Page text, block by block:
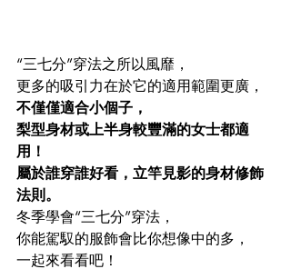
“三七分”穿法之所以風靡，
更多的吸引力在於它的適用範圍更廣，
不僅僅適合小個子，
梨型身材或上半身較豐滿的女士都適
用！
屬於誰穿誰好看，立竿見影的身材修飾
法則。
冬季學會“三七分”穿法，
你能駕馭的服飾會比你想像中的多，
一起來看看吧！